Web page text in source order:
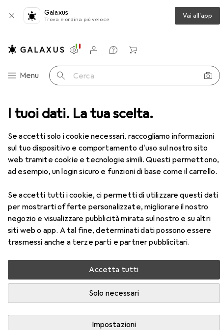
I tuoi dati. La tua scelta.
Se accetti solo i cookie necessari, raccogliamo informazioni
sul tuo dispositivo e comportamento d'uso sul nostro sito
web tramite cookie e tecnologie simili. Questi permettono,
ad esempio, un login sicuro e funzioni di base come il carrello.
Se accetti tutti i cookie, ci permetti di utilizzare questi dati
per mostrarti offerte personalizzate, migliorare il nostro
negozio e visualizzare pubblicità mirata sul nostro e su altri
siti web o app. A tal fine, determinati dati possono essere
trasmessi anche a terze parti e partner pubblicitari.
Accetta tutti
Solo necessari
Impostazioni
Galaxus
Trova e ordina più veloce Vai all'app
Categoria Navigazione
Menu Cerca
Impostazioni
Conto cliente
Liste di confronto
Liste dei desideri
Carrello
Scanner Stampa Toner Lexmark 50F0HA0
Lexmark50F0HA0
Accessori per Lexmark 50F0HA0
Qui trovi accessori adatti per il prodotto Lexmark
50F0HA0 della categoria Carta.
Rilevanza
Elenco dei prodotti
SCONTO SULLA QUANTITÀ
Carta